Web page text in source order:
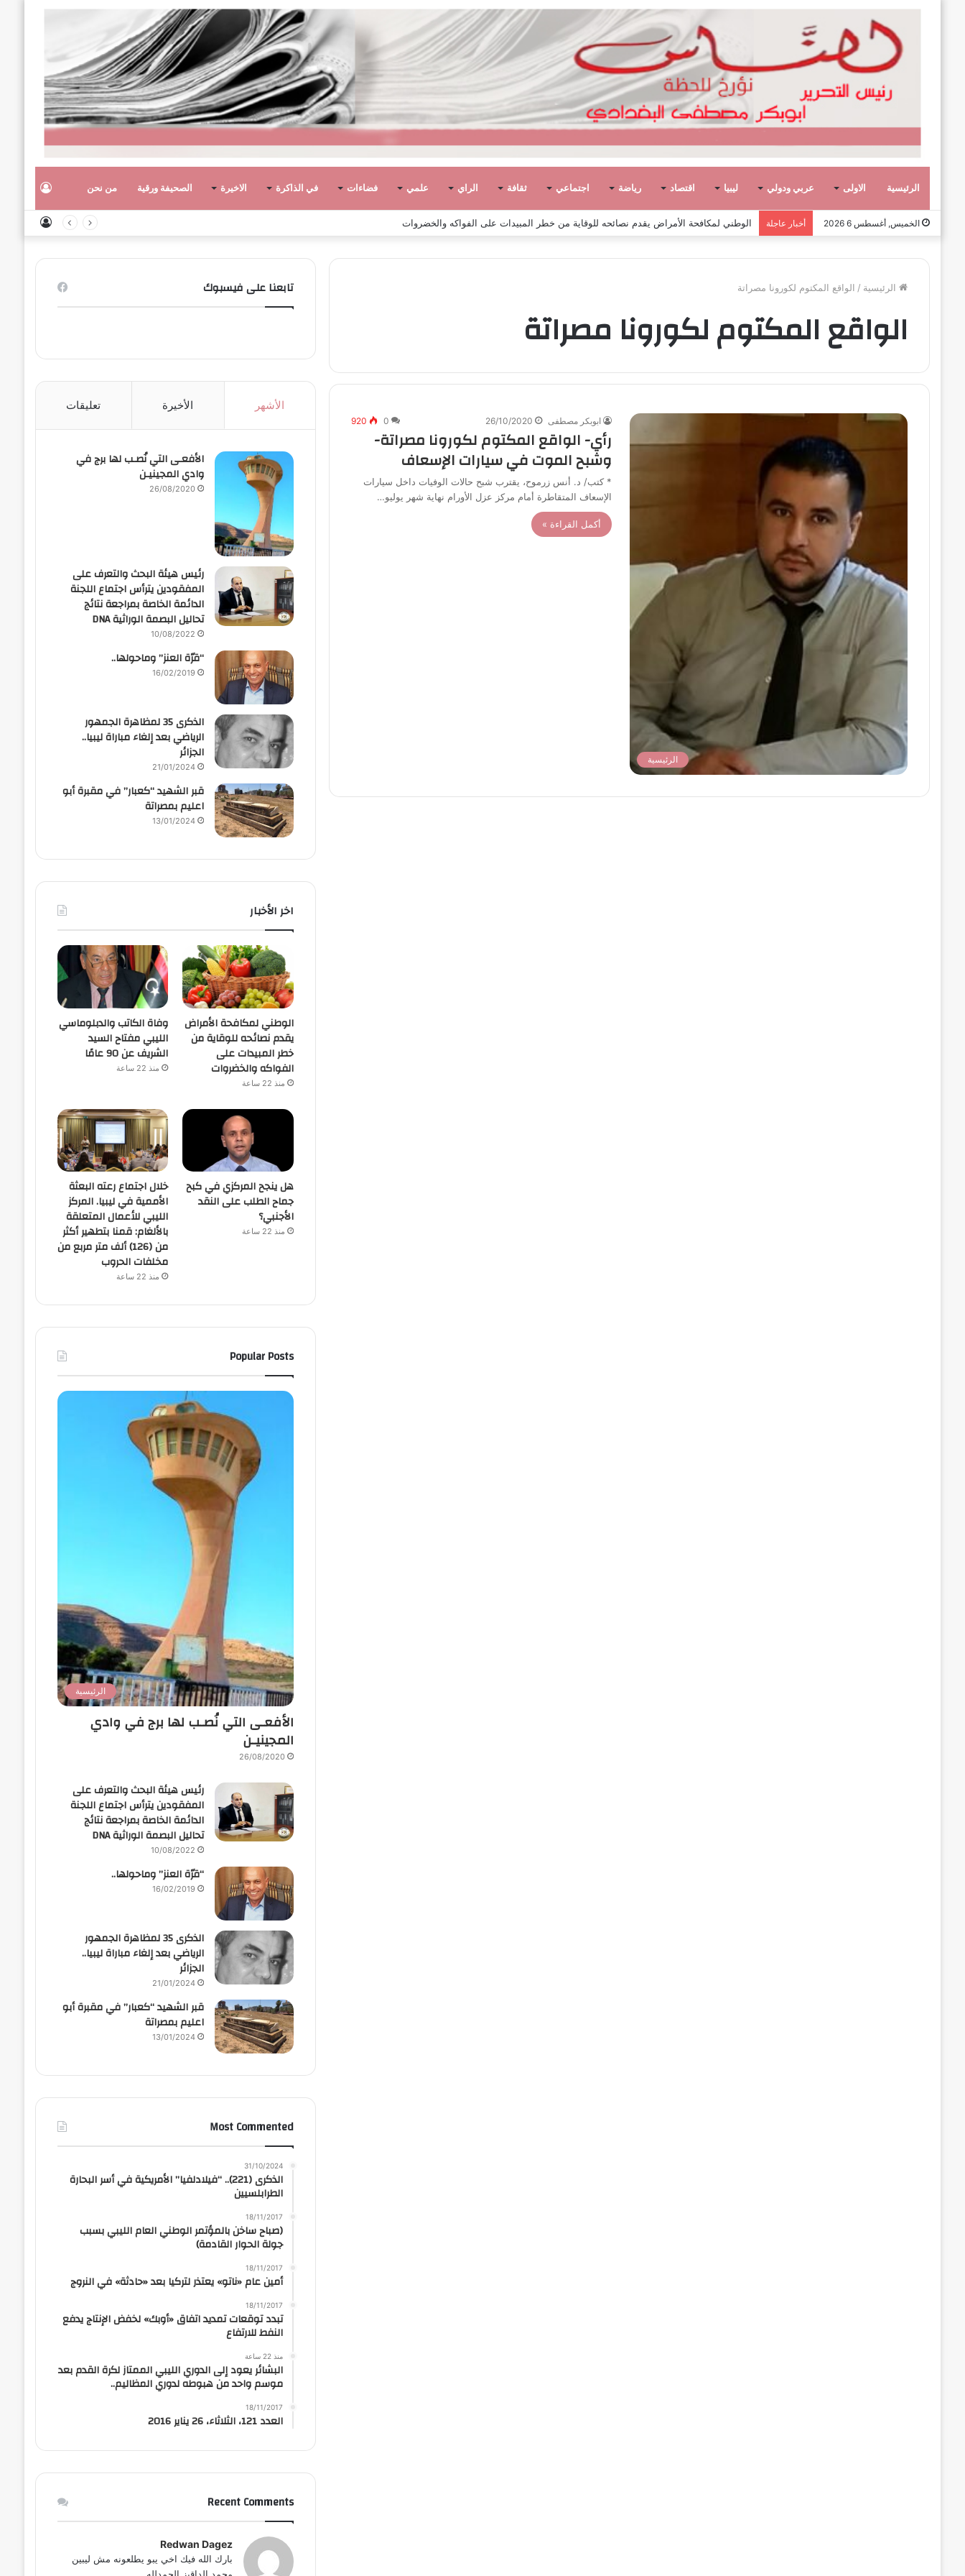
الرئيسية الاولى عربي ودولي ليبيا اقتصاد رياضة اجتماعي ثقافة الراي علمي فضاءات في الذاكرة الاخيرة الصحيفة ورقية من نحن
الخميس, أغسطس 6 2026 أخبار عاجلة وفاة الكاتب والدبلوماسي الليبي مفتاح السيد الشريف عن 90 عامًا
الرئيسية / الواقع المكتوم لكورونا مصراتة
الواقع المكتوم لكورونا مصراتة
الرئيسية
ابوبكر مصطفى 26/10/2020
0
920
رأي- الواقع المكتوم لكورونا مصراتة-
وشبح الموت في سيارات الإسعاف
* كتب/ د. أنس زرموح، يقترب شبح حالات الوفيات داخل سيارات
الإسعاف المتقاطرة أمام مركز عزل الأورام نهاية شهر يوليو…
أكمل القراءة »
تابعنا على فيسبوك
الأشهر الأخيرة تعليقات
الأفعـى التي نُصـب لها برج في
وادي المجينيـن
26/08/2020
رئيس هيئة البحث والتعرف على
المفقودين يترأس اجتماع اللجنة
الدائمة الخاصة بمراجعة نتائج
تحاليل البصمة الوراثية DNA
10/08/2022
“قرّة العنز” وماحولها..
16/02/2019
الذكرى 35 لمظاهرة الجمهور
الرياضي بعد إلغاء مباراة ليبيا..
الجزائر
21/01/2024
قبر الشهيد “كعبار” في مقبرة أبو
اعليم بمصراتة
13/01/2024
اخر الأخبار
الوطني لمكافحة الأمراض
يقدم نصائحه للوقاية من
خطر المبيدات على
الفواكه والخضروات
منذ 22 ساعة
وفاة الكاتب والدبلوماسي
الليبي مفتاح السيد
الشريف عن 90 عامًا
منذ 22 ساعة
هل ينجح المركزي في كبح
جماح الطلب على النقد
الأجنبي؟
منذ 22 ساعة
خلال اجتماع رعته البعثة
الأممية في ليبيا. المركز
الليبي للأعمال المتعلقة
بالألغام: قمنا بتطهير أكثر
من (126) ألف متر مربع من
مخلفات الحروب
منذ 22 ساعة
Popular Posts
الرئيسية
الأفعـى التي نُصـب لها برج في وادي
المجينيـن
26/08/2020
رئيس هيئة البحث والتعرف على
المفقودين يترأس اجتماع اللجنة
الدائمة الخاصة بمراجعة نتائج
تحاليل البصمة الوراثية DNA
10/08/2022
“قرّة العنز” وماحولها..
16/02/2019
الذكرى 35 لمظاهرة الجمهور
الرياضي بعد إلغاء مباراة ليبيا..
الجزائر
21/01/2024
قبر الشهيد “كعبار” في مقبرة أبو
اعليم بمصراتة
13/01/2024
Most Commented
31/10/2024
الذكرى (221).. “فيلادلفيا” الأمريكية في أسر البحارة
الطرابلسيين
18/11/2017
(صباح ساخن بالمؤتمر الوطني العام الليبي بسبب
جولة الحوار القادمة)
18/11/2017
أمين عام «ناتو» يعتذر لتركيا بعد «حادثة» في النروج
18/11/2017
تبدد توقعات تمديد اتفاق «أوبك» لخفض الإنتاج يدفع
النفط للارتفاع
منذ 22 ساعة
البشائر يعود إلى الدوري الليبي الممتاز لكرة القدم بعد
موسم واحد من هبوطه لدوري المظاليم..
18/11/2017
العدد 121، الثلاثاء، 26 يناير 2016
Recent Comments
Redwan Dagez
بارك الله فيك اخي يبو يطلعونه مش ليبين